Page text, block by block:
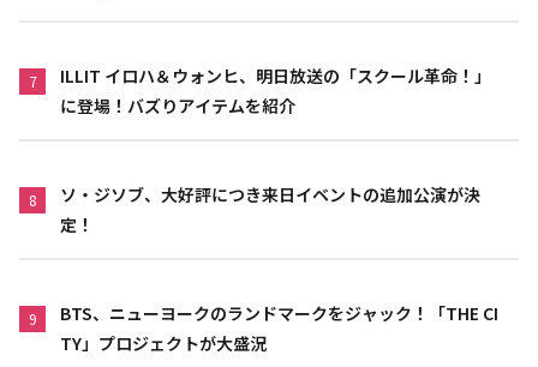
7
ILLIT イロハ＆ウォンヒ、明日放送の「スクール革命！」
に登場！バズりアイテムを紹介
8
ソ・ジソブ、大好評につき来日イベントの追加公演が決
定！
9
BTS、ニューヨークのランドマークをジャック！「THE CI
TY」プロジェクトが大盛況